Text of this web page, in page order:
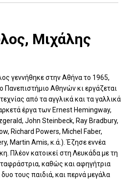
Μιχάλης
γεννήθηκε στην Αθήνα το 1965,
Πανεπιστήμιο Αθηνών κι εργάζεται
από τα αγγλικά και τα γαλλικά
έργα των Ernest Hemingway,
John Steinbeck, Ray Bradbury,
Richard Powers, Michel Faber,
Martin Amis, κ.ά.). Έζησε εννέα
Πλέον κατοικεί στη Λευκάδα με τη
καθώς και αφηγήτρια
τους παιδιά, και περνά μεγάλα